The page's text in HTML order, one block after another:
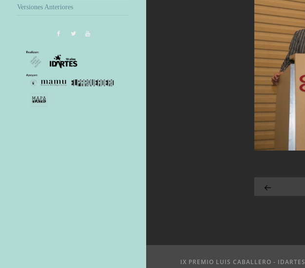
Versiones Anteriores
IX PREMIO LUIS CABALLERO - IDARTES